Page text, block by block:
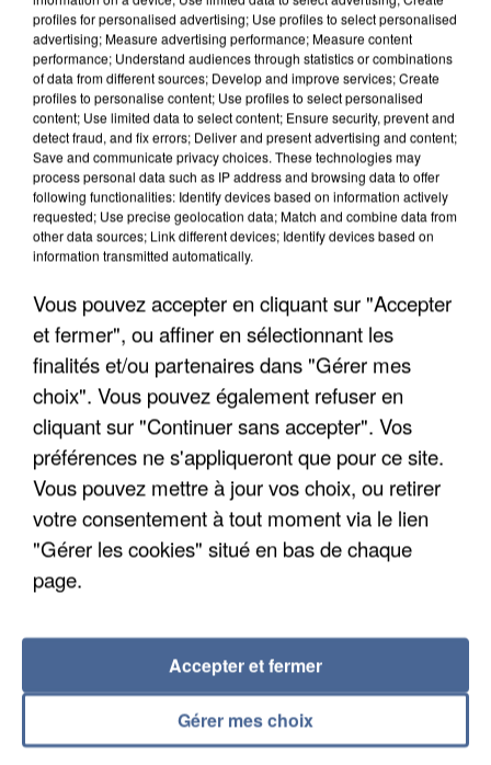
7 août 2026
Un second cadre de la DZ Mafia interpellé en
Algérie
Un cofondateur du réseau avait été interpellé
quelques jours plus tôt.
6 août 2026
Gabriel Attal et Raphaël Glucksmann visés par des
ingérences...
Sollicité, Sébastien Lecornu annonce un "travail
profiles for personalised advertising; Use profiles to select personalised
advertising; Measure advertising performance; Measure content
performance; Understand audiences through statistics or combinations
of data from different sources; Develop and improve services; Create
profiles to personalise content; Use profiles to select personalised
content; Use limited data to select content; Ensure security, prevent and
detect fraud, and fix errors; Deliver and present advertising and content;
Save and communicate privacy choices. These technologies may
process personal data such as IP address and browsing data to offer
following functionalities: Identify devices based on information actively
requested; Use precise geolocation data; Match and combine data from
other data sources; Link different devices; Identify devices based on
information transmitted automatically.
Vous pouvez accepter en cliquant sur "Accepter
et fermer", ou affiner en sélectionnant les
finalités et/ou partenaires dans "Gérer mes
choix". Vous pouvez également refuser en
cliquant sur "Continuer sans accepter". Vos
préférences ne s'appliqueront que pour ce site.
Vous pouvez mettre à jour vos choix, ou retirer
votre consentement à tout moment via le lien
"Gérer les cookies" situé en bas de chaque
page.
Gérer mes choix
Accepter et fermer